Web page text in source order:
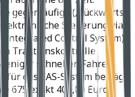
gegenläufige („rückwärts“
Steuerung via
Integrated Control System)
Traktionskontrolle
schnellen Fahrer
das EAS-System beträgt
675 exakt 400,00 Euro.